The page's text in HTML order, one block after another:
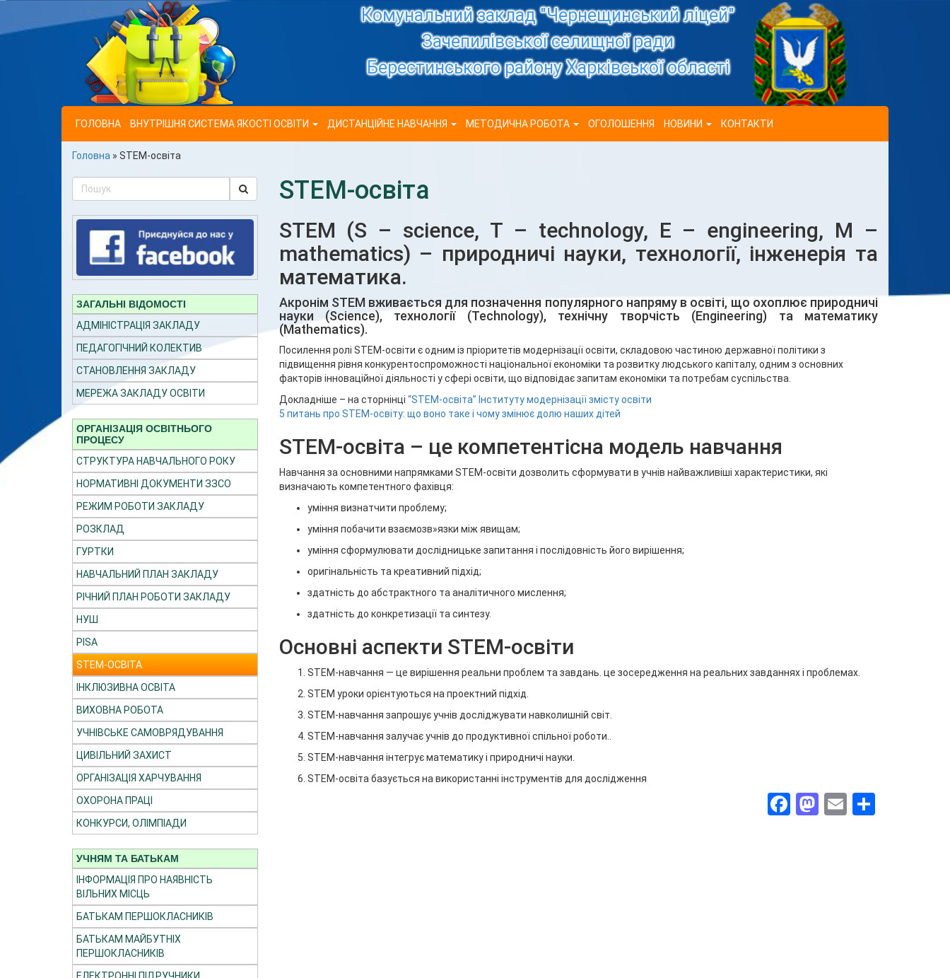
Комунальний заклад "Чернещинський ліцей"
Зачепилівської селищної ради
Берестинського району Харківської області
ГОЛОВНА ВНУТРІШНЯ СИСТЕМА ЯКОСТІ ОСВІТИ ДИСТАНЦІЙНЕ НАВЧАННЯ МЕТОДИЧНА РОБОТА ОГОЛОШЕННЯ НОВИНИ КОНТАКТИ
Головна » STEM-освіта
ЗАГАЛЬНІ ВІДОМОСТІ
АДМІНІСТРАЦІЯ ЗАКЛАДУ
ПЕДАГОГІЧНИЙ КОЛЕКТИВ
СТАНОВЛЕННЯ ЗАКЛАДУ
МЕРЕЖА ЗАКЛАДУ ОСВІТИ
ОРГАНІЗАЦІЯ ОСВІТНЬОГО
ПРОЦЕСУ
СТРУКТУРА НАВЧАЛЬНОГО РОКУ
НОРМАТИВНІ ДОКУМЕНТИ ЗЗСО
РЕЖИМ РОБОТИ ЗАКЛАДУ
РОЗКЛАД
ГУРТКИ
НАВЧАЛЬНИЙ ПЛАН ЗАКЛАДУ
РІЧНИЙ ПЛАН РОБОТИ ЗАКЛАДУ
НУШ
PISA
STEM-ОСВІТА
ІНКЛЮЗИВНА ОСВІТА
ВИХОВНА РОБОТА
УЧНІВСЬКЕ САМОВРЯДУВАННЯ
ЦИВІЛЬНИЙ ЗАХИСТ
ОРГАНІЗАЦІЯ ХАРЧУВАННЯ
ОХОРОНА ПРАЦІ
КОНКУРСИ, ОЛІМПІАДИ
УЧНЯМ ТА БАТЬКАМ
ІНФОРМАЦІЯ ПРО НАЯВНІСТЬ
ВІЛЬНИХ МІСЦЬ
БАТЬКАМ ПЕРШОКЛАСНИКІВ
БАТЬКАМ МАЙБУТНІХ
ПЕРШОКЛАСНИКІВ
STEM-освіта
STEM (S – science, T – technology, E – engineering, M –
mathematics) – природничі науки, технології, інженерія та
математика.
Акронім STEM вживається для позначення популярного напряму в освіті, що охоплює природничі
науки (Science), технології (Technology), технічну творчість (Engineering) та математику
(Mathematics).
Посилення ролі STEM-освіти є одним із пріоритетів модернізації освіти, складовою частиною державної політики з
підвищення рівня конкурентоспроможності національної економіки та розвитку людського капіталу, одним з основних
факторів інноваційної діяльності у сфері освіти, що відповідає запитам економіки та потребам суспільства.
Докладніше – на сторнінці “STEM-освіта” Інституту модернізації змісту освіти
5 питань про STEM-освіту: що воно таке і чому змінює долю наших дітей
STEM-освіта – це компетентісна модель навчання
Навчання за основними напрямками STEM-освіти дозволить сформувати в учнів найважливіші характеристики, які
визначають компетентного фахівця:
уміння визнатчити проблему;
уміння побачити взаємозв»язки між явищам;
уміння сформулювати дослідницьке запитання і послідовність його вирішення;
оригінальність та креативний підхід;
здатність до абстрактного та аналітичного мислення;
здатність до конкретизації та синтезу.
Основні аспекти STEM-освіти
STEM-навчання — це вирішення реальни проблем та завдань. це зосередження на реальних завданнях і проблемах.
STEM уроки орієнтуються на проектний підхід.
STEM-навчання запрошує учнів досліджувати навколишній світ.
STEM-навчання залучає учнів до продуктивної спільної роботи..
STEM-навчання інтегрує математику і природничі науки.
STEM-освіта базується на використанні інструментів для дослідження
Facebook
Mastodon
Email